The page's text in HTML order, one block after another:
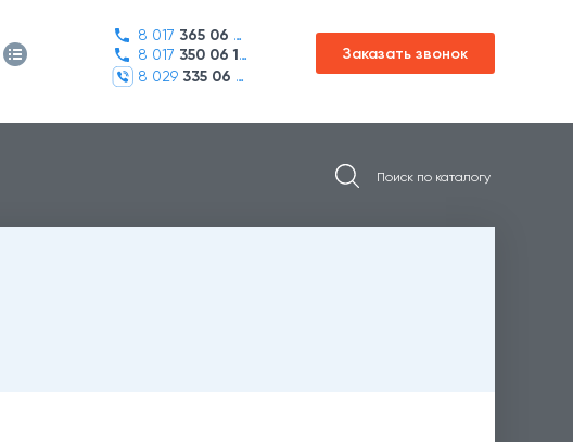
8 017 365 06 45
8 017 350 06 16
8 029 335 06 01
Заказать звонок